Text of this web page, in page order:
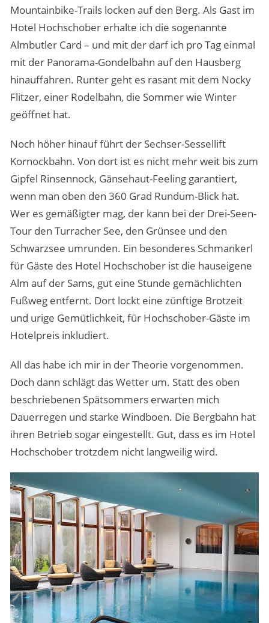
Mountainbike-Trails locken auf den Berg. Als Gast im
Hotel Hochschober erhalte ich die sogenannte
Almbutler Card – und mit der darf ich pro Tag einmal
mit der Panorama-Gondelbahn auf den Hausberg
hinauffahren. Runter geht es rasant mit dem Nocky
Flitzer, einer Rodelbahn, die Sommer wie Winter
geöffnet hat.
Noch höher hinauf führt der Sechser-Sessellift
Kornockbahn. Von dort ist es nicht mehr weit bis zum
Gipfel Rinsennock, Gänsehaut-Feeling garantiert,
wenn man oben den 360 Grad Rundum-Blick hat.
Wer es gemäßigter mag, der kann bei der Drei-Seen-
Tour den Turracher See, den Grünsee und den
Schwarzsee umrunden. Ein besonderes Schmankerl
für Gäste des Hotel Hochschober ist die hauseigene
Alm auf der Sams, gut eine Stunde gemächlichten
Fußweg entfernt. Dort lockt eine zünftige Brotzeit
und urige Gemütlichkeit, für Hochschober-Gäste im
Hotelpreis inkludiert.
All das habe ich mir in der Theorie vorgenommen.
Doch dann schlägt das Wetter um. Statt des oben
beschriebenen Spätsommers erwarten mich
Dauerregen und starke Windboen. Die Bergbahn hat
ihren Betrieb sogar eingestellt. Gut, dass es im Hotel
Hochschober trotzdem nicht langweilig wird.